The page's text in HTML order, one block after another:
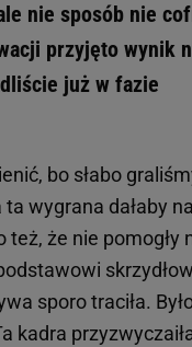
nie sposób nie
przyjęto wynik
już w fazie
bo słabo
wygrana dałaby
że nie pomogły
sporo traciła.
kadra